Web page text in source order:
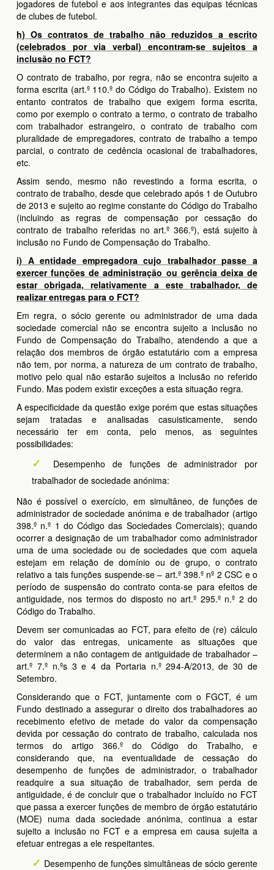
jogadores de futebol e aos integrantes das equipas técnicas
de clubes de futebol.
h) Os contratos de trabalho não reduzidos a escrito
(celebrados por via verbal) encontram-se sujeitos a
inclusão no FCT?
O contrato de trabalho, por regra, não se encontra sujeito a
forma escrita (art.º 110.º do Código do Trabalho). Existem no
entanto contratos de trabalho que exigem forma escrita,
como por exemplo o contrato a termo, o contrato de trabalho
com trabalhador estrangeiro, o contrato de trabalho com
pluralidade de empregadores, contrato de trabalho a tempo
parcial, o contrato de cedência ocasional de trabalhadores,
etc.
Assim sendo, mesmo não revestindo a forma escrita, o
contrato de trabalho, desde que celebrado após 1 de Outubro
de 2013 e sujeito ao regime constante do Código do Trabalho
(incluindo as regras de compensação por cessação do
contrato de trabalho referidas no art.º 366.º), está sujeito à
inclusão no Fundo de Compensação do Trabalho.
i) A entidade empregadora cujo trabalhador passe a
exercer funções de administração ou gerência deixa de
estar obrigada, relativamente a este trabalhador, de
realizar entregas para o FCT?
Em regra, o sócio gerente ou administrador de uma dada
sociedade comercial não se encontra sujeito a inclusão no
Fundo de Compensação do Trabalho, atendendo a que a
relação dos membros de órgão estatutário com a empresa
não tem, por norma, a natureza de um contrato de trabalho,
motivo pelo qual não estarão sujeitos a inclusão no referido
Fundo. Mas podem existir exceções a esta situação regra.
A especificidade da questão exige porém que estas situações
sejam tratadas e analisadas casuisticamente, sendo
necessário ter em conta, pelo menos, as seguintes
possibilidades:
Desempenho de funções de administrador por
trabalhador de sociedade anónima:
Não é possível o exercício, em simultâneo, de funções de
administrador de sociedade anónima e de trabalhador (artigo
398.º n.º 1 do Código das Sociedades Comerciais); quando
ocorrer a designação de um trabalhador como administrador
uma de uma sociedade ou de sociedades que com aquela
estejam em relação de domínio ou de grupo, o contrato
relativo a tais funções suspende-se – art.º 398.º nº 2 CSC e o
período de suspensão do contrato conta-se para efeitos de
antiguidade, nos termos do disposto no art.º 295.º n.º 2 do
Código do Trabalho.
Devem ser comunicadas ao FCT, para efeito de (re) cálculo
do valor das entregas, unicamente as situações que
determinem a não contagem de antiguidade de trabalhador –
art.º 7.º n.ºs 3 e 4 da Portaria n.º 294-A/2013, de 30 de
Setembro.
Considerando que o FCT, juntamente com o FGCT, é um
Fundo destinado a assegurar o direito dos trabalhadores ao
recebimento efetivo de metade do valor da compensação
devida por cessação do contrato de trabalho, calculada nos
termos do artigo 366.º do Código do Trabalho, e
considerando que, na eventualidade de cessação do
desempenho de funções de administrador, o trabalhador
readquire a sua situação de trabalhador, sem perda de
antiguidade, é de concluir que o trabalhador incluído no FCT
que passa a exercer funções de membro de órgão estatutário
(MOE) numa dada sociedade anónima, continua a estar
sujeito a inclusão no FCT e a empresa em causa sujeita a
efetuar entregas a ele respeitantes.
Desempenho de funções simultâneas de sócio gerente